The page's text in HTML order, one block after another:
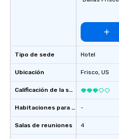
Tipo de sede
Ubicación
Calificación de la sede
Habitaciones para huéspedes
Salas de reuniones
Hotel
Frisco, US
-
4